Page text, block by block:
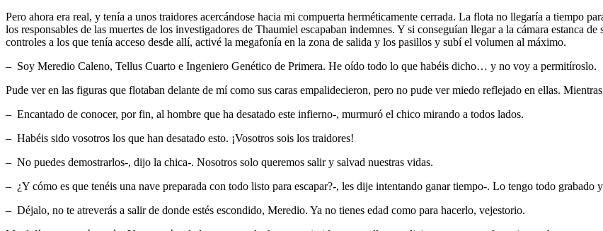
Pero ahora era real, y tenía a unos traidores acercándose hacia mi compuerta herméticamente cerrada. La flota no llegaría a tiempo
los responsables de las muertes de los investigadores de Thaumiel escapaban indemnes. Y si conseguían llegar a la cámara estanca
controles a los que tenía acceso desde allí, activé la megafonía en la zona de salida y los pasillos y subí el volumen al máximo.
– Soy Meredio Caleno, Tellus Cuarto e Ingeniero Genético de Primera. He oído todo lo que habéis dicho… y no voy a permitíroslo.
Pude ver en las figuras que flotaban delante de mí como sus caras empalidecieron, pero no pude ver miedo reflejado en ellas.
– Encantado de conocer, por fin, al hombre que ha desatado este infierno-, murmuró el chico mirando a todos lados.
– Habéis sido vosotros los que han desatado esto. ¡Vosotros sois los traidores!
– No puedes demostrarlos-, dijo la chica-. Nosotros solo queremos salir y salvad nuestras vidas.
– ¿Y cómo es que tenéis una nave preparada con todo listo para escapar?-, les dije intentando ganar tiempo-. Lo tengo todo
– Déjalo, no te atreverás a salir de donde estés escondido, Meredio. Ya no tienes edad como para hacerlo, vejestorio.